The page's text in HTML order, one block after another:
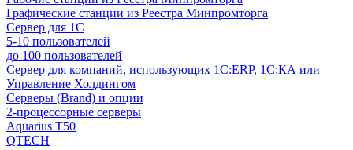
Графические станции из Реестра Минпромторга
Сервер для 1С
5-10 пользователей
до 100 пользователей
Сервер для компаний, использующих 1C:ERP, 1С:КА или
Управление Холдингом
Серверы (Brand) и опции
2-процессорные серверы
Aquarius T50
QTECH